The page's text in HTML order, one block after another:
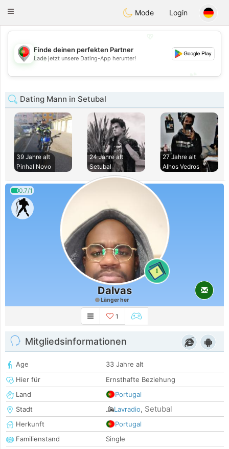
Portugues
Toggle
Mode Login
💖
💕
Finde deinen perfekten Partner
Lade jetzt unsere Dating-App herunter!
Dating Mann in Setubal
39 Jahre alt
Pinhal Novo
24 Jahre alt
Setubal
27 Jahre alt
Alhos Vedros
0.7/1
1
Dalvas
Länger her
1
Mitgliedsinformationen
Age
33 Jahre alt
Hier für
Ernsthafte Beziehung
Land
Portugal
Stadt
Lavradio, Setubal
Herkunft
Portugal
Familienstand
Single